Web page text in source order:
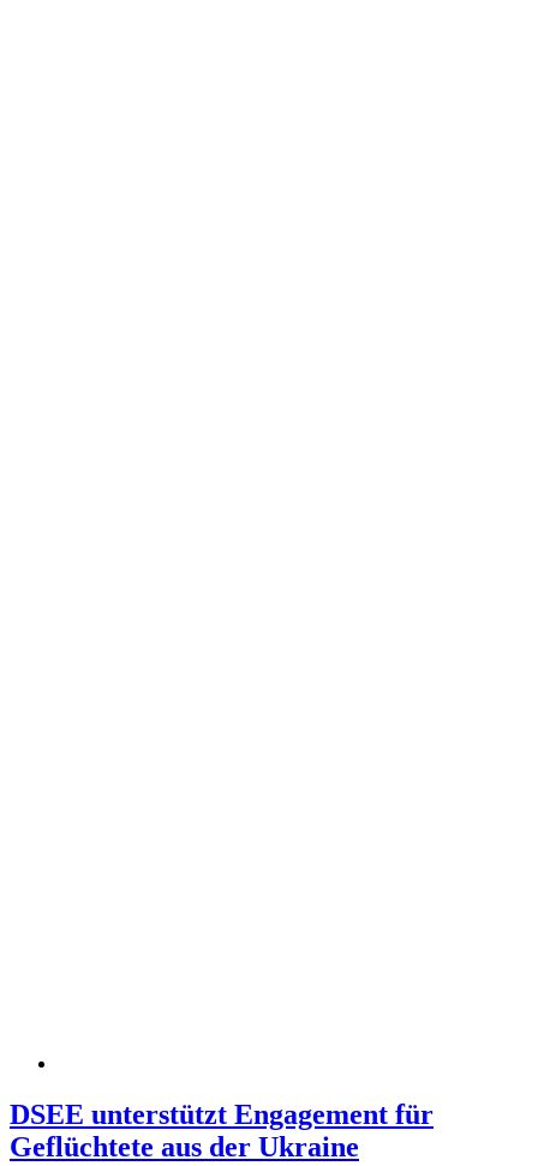
DSEE unterstützt Engagement für
Geflüchtete aus der Ukraine